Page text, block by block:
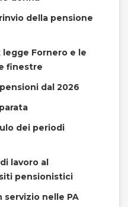
della pensione
Fornero e le
finestre
dal 2026
dei periodi
lavoro al
pensionistici
nelle PA